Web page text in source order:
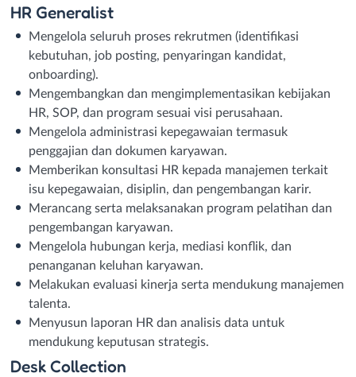
HR Generalist
Mengelola seluruh proses rekrutmen (identifikasi
kebutuhan, job posting, penyaringan kandidat,
onboarding).
Mengembangkan dan mengimplementasikan kebijakan
HR, SOP, dan program sesuai visi perusahaan.
Mengelola administrasi kepegawaian termasuk
penggajian dan dokumen karyawan.
Memberikan konsultasi HR kepada manajemen terkait
isu kepegawaian, disiplin, dan pengembangan karir.
Merancang serta melaksanakan program pelatihan dan
pengembangan karyawan.
Mengelola hubungan kerja, mediasi konflik, dan
penanganan keluhan karyawan.
Melakukan evaluasi kinerja serta mendukung manajemen
talenta.
Menyusun laporan HR dan analisis data untuk
mendukung keputusan strategis.
Desk Collection